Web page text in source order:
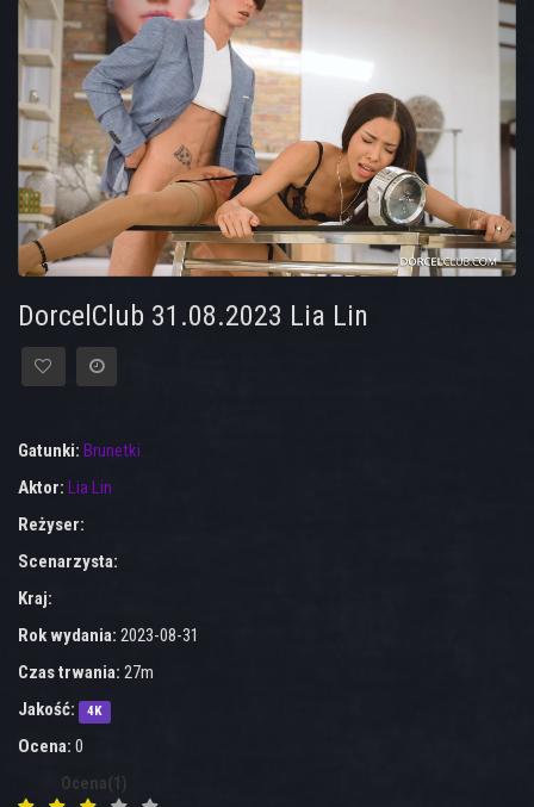
DorcelClub 31.08.2023 Lia Lin
Gatunki: Brunetki
Aktor: Lia Lin
Reżyser:
Scenarzysta:
Kraj:
Rok wydania: 2023-08-31
Czas trwania: 27m
Jakość:
4K
Ocena: 0
Ocena(1)